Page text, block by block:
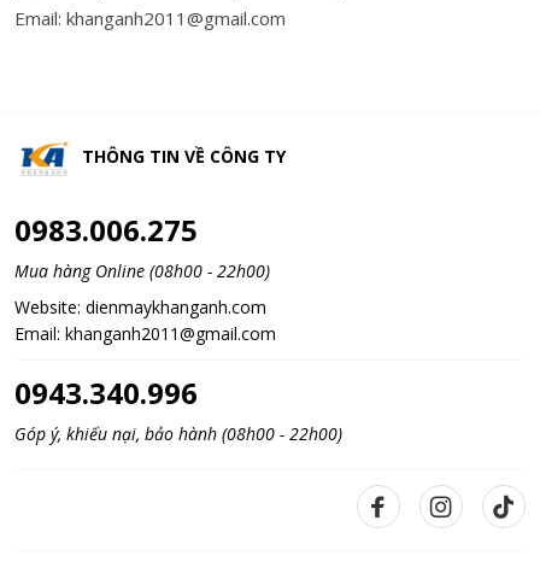
Email: khanganh2011@gmail.com
THÔNG TIN VỀ CÔNG TY
0983.006.275
Mua hàng Online (08h00 - 22h00)
Website: dienmaykhanganh.com
Email: khanganh2011@gmail.com
0943.340.996
Góp ý, khiếu nại, bảo hành (08h00 - 22h00)